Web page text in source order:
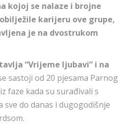
kojoj se nalaze i brojne
karijeru ove grupe,
je na dvostrukom
“Vrijeme ljubavi” i na
sastoji od 20 pjesama Parnog
faze kada su surađivali s
sve do danas i dugogodišnje